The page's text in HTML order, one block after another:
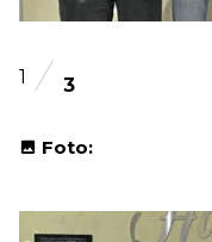
1 3
Foto: